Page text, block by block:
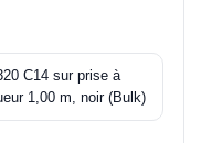
C14 sur prise à
1,00 m, noir (Bulk)